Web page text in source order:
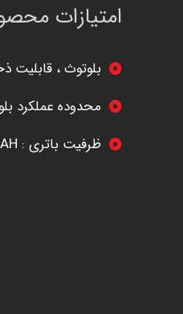
امتیازات
بلوتوث ، قابلیت
محدوده عملکرد بلوتوث : تا 10
ظرفیت باتری : 1100mAH